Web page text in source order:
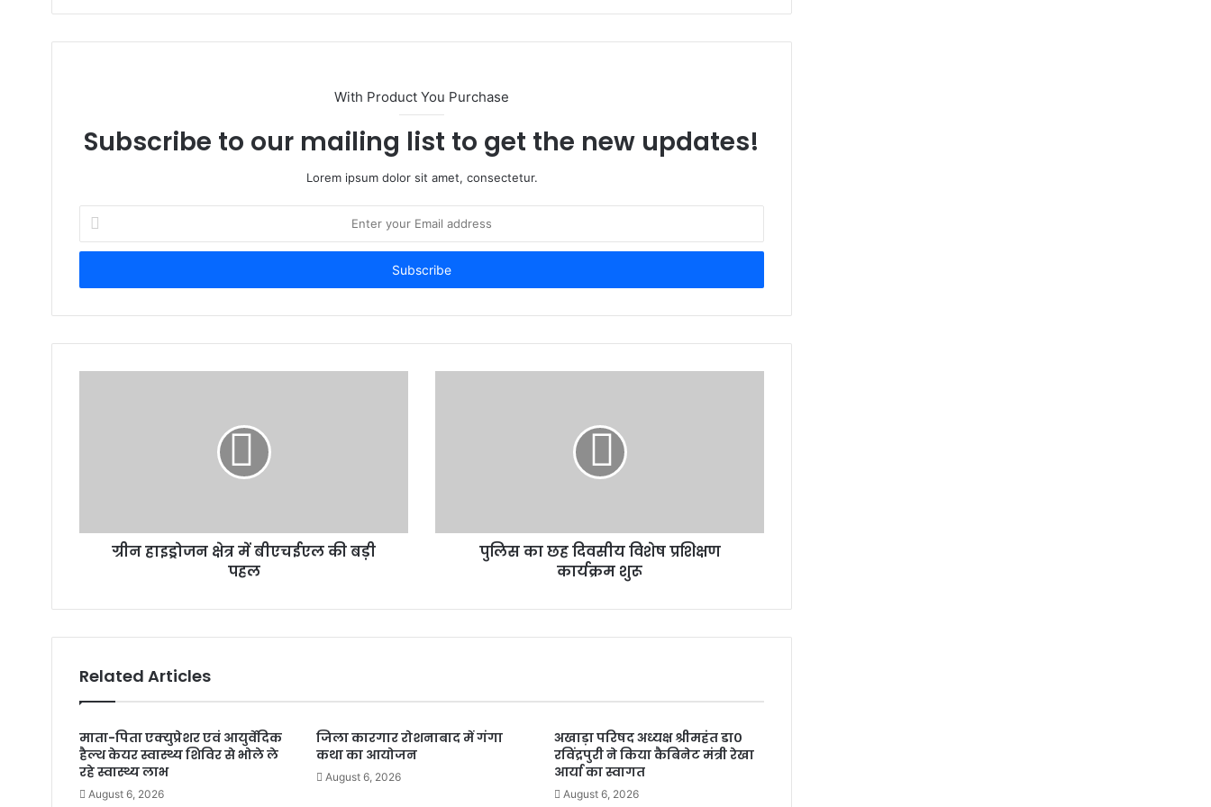
With Product You Purchase
Subscribe to our mailing list to get the new updates!
Lorem ipsum dolor sit amet, consectetur.
your
Email
ग्रीन हाइड्रोजन क्षेत्र में बीएचईएल की बड़ी
पहल
पुलिस का छह दिवसीय विशेष प्रशिक्षण
कार्यक्रम शुरू
Related Articles
माता-पिता एक्युप्रेशर एवं आयुर्वेदिक
हैल्थ केयर स्वास्थ्य शिविर से भोले ले
रहे स्वास्थ्य लाभ
August 6, 2026
जिला कारगार रोशनाबाद में गंगा
कथा का आयोजन
August 6, 2026
अखाड़ा परिषद अध्यक्ष श्रीमहंत डा०
रविंद्रपुरी ने किया कैबिनेट मंत्री रेखा
आर्या का स्वागत
August 6, 2026